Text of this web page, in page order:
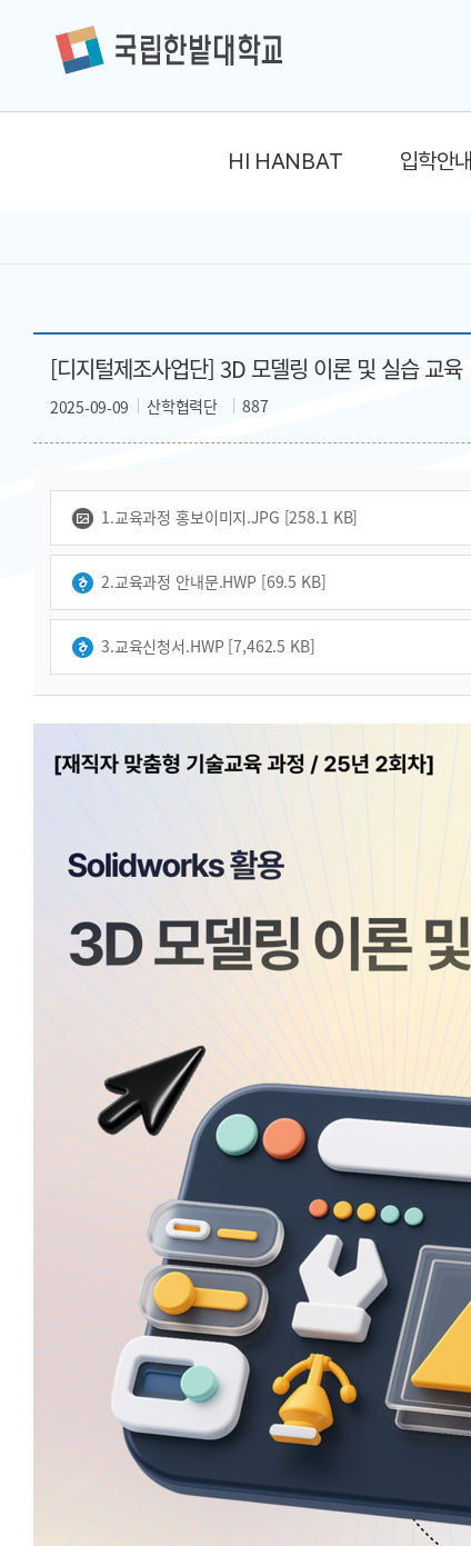
HI HANBAT 입학안내
[디지털제조사업단] 3D 모델링 이론 및 실습 교육
산학협력단 887
2025-09-09
1.교육과정 홍보이미지.JPG [258.1 KB]
2.교육과정 안내문.HWP [69.5 KB]
3.교육신청서.HWP [7,462.5 KB]